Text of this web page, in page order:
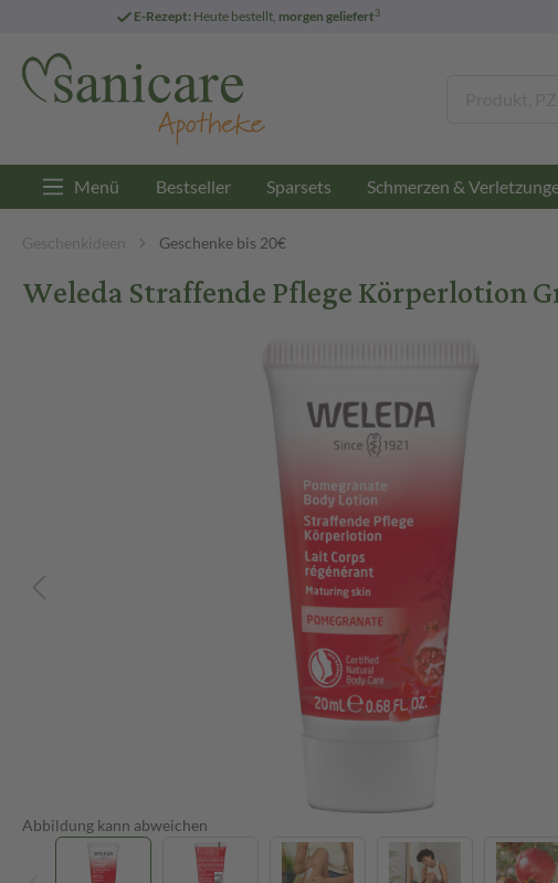
E-Rezept: Heute bestellt, morgen geliefert3
Menü Bestseller Sparsets Schmerzen &
Geschenkideen Geschenke bis 20€
Weleda Straffende Pflege Körperlotion
Abbildung kann abweichen